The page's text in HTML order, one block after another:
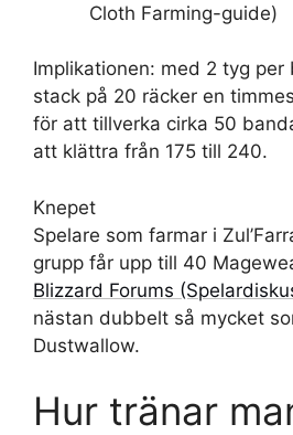
Cloth Farming-guide)
Implikationen: med 2 tyg per
stack på 20 räcker en
för att tillverka cirka 50
att klättra från 175 till 240.
Knepet
Spelare som farmar i
grupp får upp till 40
Blizzard Forums
nästan dubbelt så mycket
Dustwallow.
Hur tränar